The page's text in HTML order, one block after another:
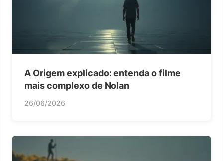
A Origem explicado: entenda o filme
mais complexo de Nolan
26/06/2026